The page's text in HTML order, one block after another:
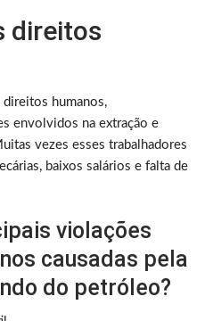
direitos
humanos,
envolvidos na extração e
vezes esses trabalhadores
baixos salários e falta de
violações
causadas pela
do petróleo?